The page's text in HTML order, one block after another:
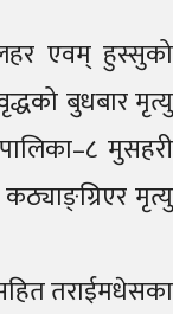
एवम् हुस्सुको
बुधबार मृत्यु
मुसहरी
मृत्यु
तराईमधेसका